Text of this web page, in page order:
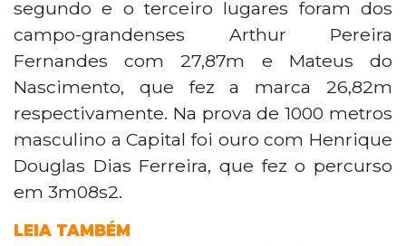
segundo e o terceiro lugares foram dos
campo-grandenses Arthur Pereira
Fernandes com 27,87m e Mateus do
Nascimento, que fez a marca 26,82m
respectivamente. Na prova de 1000 metros
masculino a Capital foi ouro com Henrique
Douglas Dias Ferreira, que fez o percurso
em 3m08s2.
LEIA TAMBÉM